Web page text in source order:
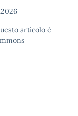
articolo è